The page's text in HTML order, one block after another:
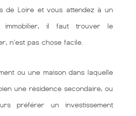
de Loire et vous attendez à un
il faut trouver le
n'est pas chose facile.
ou une maison dans laquelle
une résidence secondaire, ou
préférer un investissement